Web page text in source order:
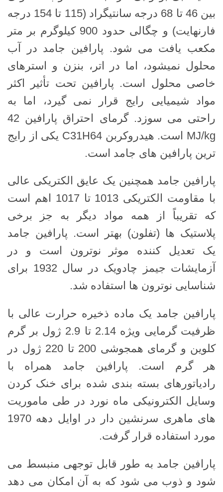
بین 46 تا 68 درجه سانتیگراد (115 تا 154 درجه
فارنهایت) و چگالی حدود 900 کیلوگرم بر متر
مکعب یافت می شود. پارافین جامد در آب
محلول نمیشود، اما در اتر، بنزن و استرهای
خاصی محلول است. پارافین تحت تأثیر اکثر
مواد شیمیایی رایج قرار نمی گیرد، اما به
راحتی می سوزد. گرمای احتراق پارافین 42
MJ/kg است. هیدروکربن C31H64 یکی از رایج
ترین پارافین های جامد است.
پارافین جامد همچنین یک عایق الکتریکی عالی
با مقاومت الکتریکی 1013 تا 1017 اهم است
که تقریباً از همه مواد دیگر به جز برخی
پلاستیک ها (تفلون) بهتر است. پارافین جامد
یک تعدیل کننده موثر نوترون است و در
آزمایشات جیمز چادویک در سال 1932 برای
شناسایی نوترون ها استفاده شد.
پارافین جامد یک ماده ذخیره حرارت عالی با
ظرفیت گرمایی ویژه 2.14 تا 2.9 ژول بر گرم
کلوین و گرمای همجوشی 200 تا 220 ژول در
هر گرم است. پارافین جامد همراه با
رادیاتورهای بسته بندی شده برای خنک کردن
وسایل الکترونیکی ماه نورد در طی ماموریت
های ماهری سرنشین دار در اوایل دهه 1970
مورد استفاده قرار گرفت.
پارافین جامد به طور قابل توجهی منبسط می
شود و ذوب می شود که به آن امکان می دهد